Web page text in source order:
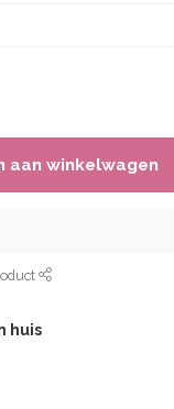
aan winkelwagen
huis